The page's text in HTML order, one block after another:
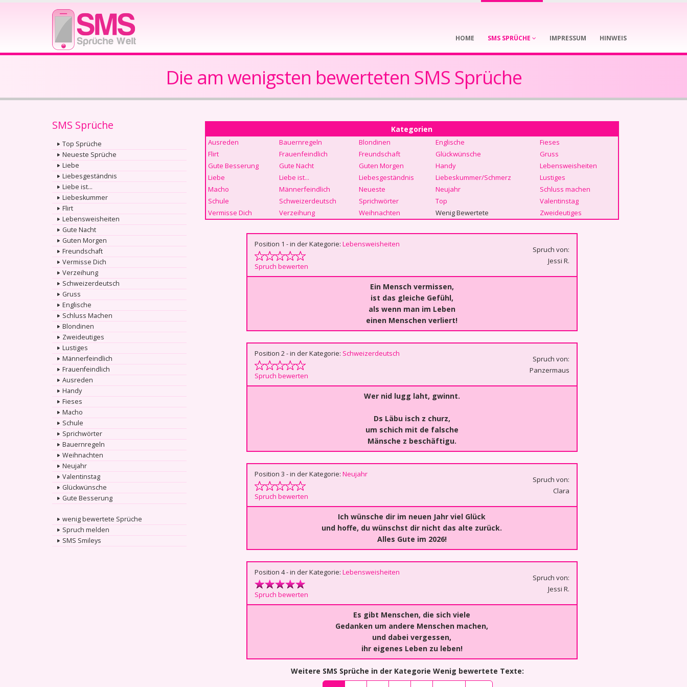
HOME SMS SPRÜCHE IMPRESSUM HINWEIS
Die am wenigsten bewerteten SMS Sprüche
SMS Sprüche
Top Sprüche
Neueste Sprüche
Liebe
Liebesgeständnis
Liebe ist...
Liebeskummer
Flirt
Lebensweisheiten
Gute Nacht
Guten Morgen
Freundschaft
Vermisse Dich
Verzeihung
Schweizerdeutsch
Gruss
Englische
Schluss Machen
Blondinen
Zweideutiges
Lustiges
Männerfeindlich
Frauenfeindlich
Ausreden
Handy
Fieses
Macho
Schule
Sprichwörter
Bauernregeln
Weihnachten
Neujahr
Valentinstag
Glückwünsche
Gute Besserung
wenig bewertete Sprüche
Spruch melden
SMS Smileys
Kategorien
Ausreden Bauernregeln Blondinen Englische
Fieses
Flirt
Frauenfeindlich Freundschaft Glückwünsche
Gruss
Gute Besserung
Gute Nacht Guten Morgen Handy
Lebensweisheiten
Liebe
Liebe ist... Liebesgeständnis Liebeskummer/Schmerz
Lustiges
Macho
Männerfeindlich Neueste Neujahr
Schluss machen
Schule
Schweizerdeutsch Sprichwörter Top
Valentinstag
Vermisse Dich
Verzeihung Weihnachten Wenig Bewertete Zweideutiges
Position 1 - in der Kategorie: Lebensweisheiten
Spruch bewerten
Spruch von:
Jessi R.
Ein Mensch vermissen,
ist das gleiche Gefühl,
als wenn man im Leben
einen Menschen verliert!
Position 2 - in der Kategorie: Schweizerdeutsch
Spruch bewerten
Spruch von:
Panzermaus
Wer nid lugg laht, gwinnt.
Ds Läbu isch z churz,
um schich mit de falsche
Mänsche z beschäftigu.
Position 3 - in der Kategorie: Neujahr
Spruch bewerten
Spruch von:
Clara
Ich wünsche dir im neuen Jahr viel Glück
und hoffe, du wünschst dir nicht das alte zurück.
Alles Gute im 2026!
Position 4 - in der Kategorie: Lebensweisheiten
Spruch bewerten
Spruch von:
Jessi R.
Es gibt Menschen, die sich viele
Gedanken um andere Menschen machen,
und dabei vergessen,
ihr eigenes Leben zu leben!
Weitere SMS Sprüche in der Kategorie Wenig bewertete Texte: